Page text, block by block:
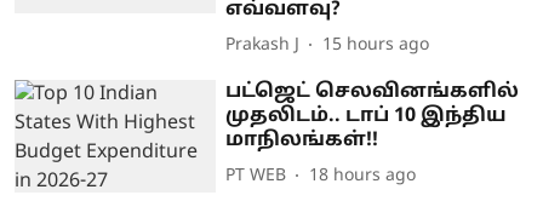
எவ்வளவு?
Prakash J 15 hours ago
பட்ஜெட் செலவினங்களில்
முதலிடம்.. டாப் 10 இந்திய
மாநிலங்கள்!!
PT WEB 18 hours ago